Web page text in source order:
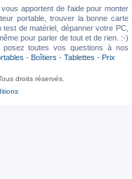
apportent de l'aide pour monter
portable, trouver la bonne carte
de matériel, dépanner votre PC,
pour parler de tout et de rien. :-)
toutes vos questions à nos
- Boîtiers - Tablettes - Prix
droits réservés.